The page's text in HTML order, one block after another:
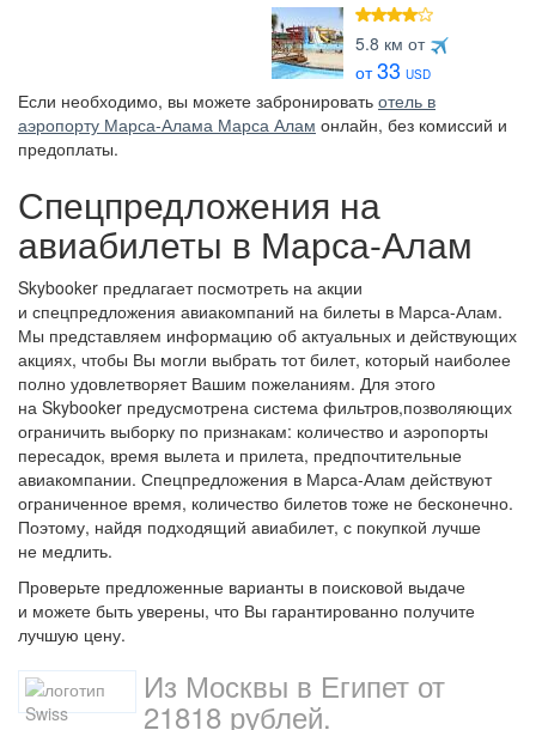
4 звезды
5.8 км от
от33 USD
Если необходимо, вы можете забронировать отель в
аэропорту Марса-Алама Марса Алам онлайн, без комиссий и
предоплаты.
Спецпредложения на
авиабилеты в Марса-Алам
Skybooker предлагает посмотреть на акции
и спецпредложения авиакомпаний на билеты в Марса-Алам.
Мы представляем информацию об актуальных и действующих
акциях, чтобы Вы могли выбрать тот билет, который наиболее
полно удовлетворяет Вашим пожеланиям. Для этого
на Skybooker предусмотрена система фильтров,позволяющих
ограничить выборку по признакам: количество и аэропорты
пересадок, время вылета и прилета, предпочтительные
авиакомпании. Спецпредложения в Марса-Алам действуют
ограниченное время, количество билетов тоже не бесконечно.
Поэтому, найдя подходящий авиабилет, с покупкой лучше
не медлить.
Проверьте предложенные варианты в поисковой выдаче
и можете быть уверены, что Вы гарантированно получите
лучшую цену.
Из Москвы в Египет от
21818 рублей.